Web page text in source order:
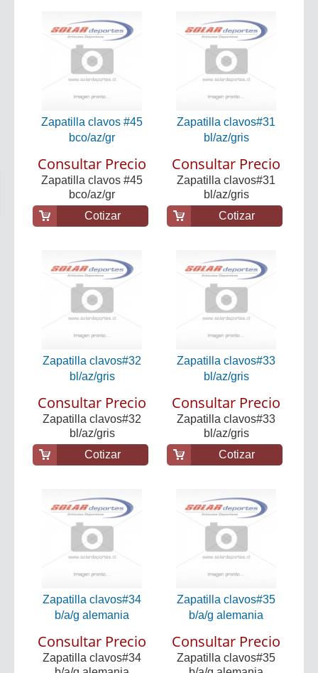
Zapatilla clavos #45
bco/az/gr
Consultar Precio
Zapatilla clavos #45
bco/az/gr
Cotizar
Zapatilla clavos#31
bl/az/gris
Consultar Precio
Zapatilla clavos#31
bl/az/gris
Cotizar
Zapatilla clavos#32
bl/az/gris
Consultar Precio
Zapatilla clavos#32
bl/az/gris
Cotizar
Zapatilla clavos#33
bl/az/gris
Consultar Precio
Zapatilla clavos#33
bl/az/gris
Cotizar
Zapatilla clavos#34
b/a/g alemania
Consultar Precio
Zapatilla clavos#34
Zapatilla clavos#35
b/a/g alemania
Consultar Precio
Zapatilla clavos#35